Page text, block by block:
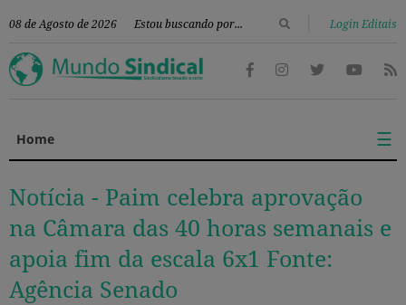
08 de Agosto de 2026 Login Editais
Home ☰
Notícia - Paim celebra aprovação
na Câmara das 40 horas semanais e
apoia fim da escala 6x1 Fonte:
Agência Senado